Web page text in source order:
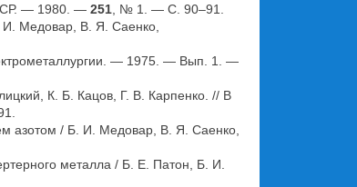
— 1980. — 251 , № 1. — С. 90–91.
И. Медовар, В. Я. Саенко,
— 1975. — Вып. 1. —
К. Б. Кацов, Г. В. Карпенко. // В
азотом / Б. И. Медовар, В. Я. Саенко,
металла / Б. Е. Патон, Б. И.